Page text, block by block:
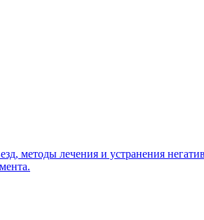
методы лечения и устранения